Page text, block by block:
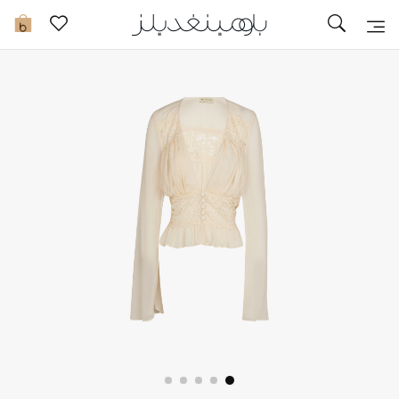
0 تخفيضات